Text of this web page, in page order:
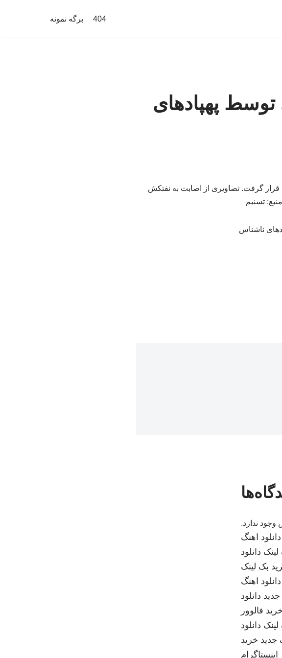
404 برگه نمونه
توسط پهپادهای
مورد اصابت قرار گرفت. تصاویری از اصابت به نفتکش
تسنیم
وجود ندارد.
دانلود اهنگ
دانلود
بک لینک
دانلود اهنگ
جدید دانلود
خرید فالوور
دانلود
جدید خرید